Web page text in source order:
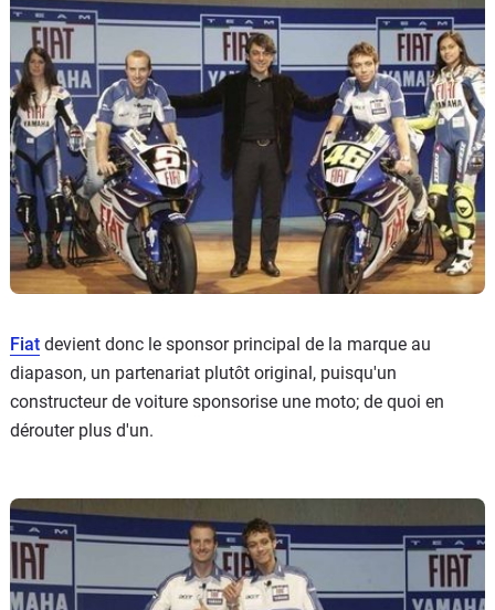
Fiat devient donc le sponsor principal de la marque au
diapason, un partenariat plutôt original, puisqu'un
constructeur de voiture sponsorise une moto; de quoi en
dérouter plus d'un.